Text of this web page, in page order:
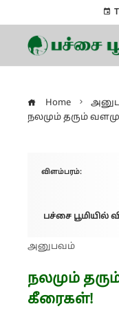
Home
நலமும் தரும்
விளம்பரம்:
பச்சை பூமியில்
அனுபவம்
நலமும்
கீரைகள்!